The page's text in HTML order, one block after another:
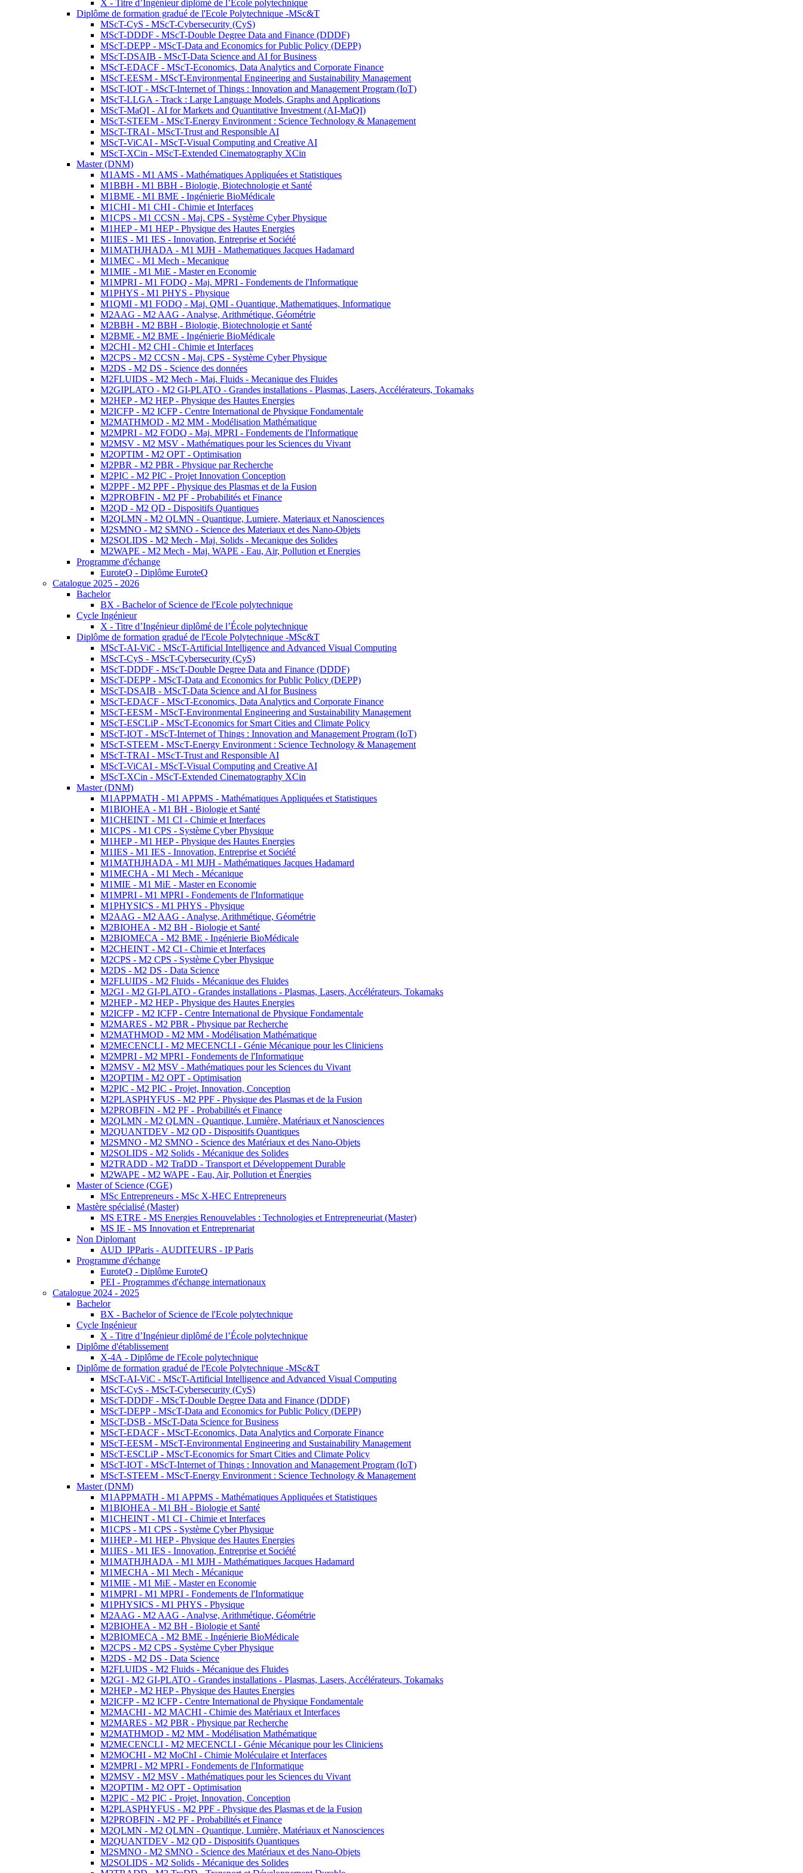
X - Titre d’Ingénieur diplômé de l’École polytechnique
Diplôme de formation gradué de l'Ecole Polytechnique -MSc&T
MScT-CyS - MScT-Cybersecurity (CyS)
MScT-DDDF - MScT-Double Degree Data and Finance (DDDF)
MScT-DEPP - MScT-Data and Economics for Public Policy (DEPP)
MScT-DSAIB - MScT-Data Science and AI for Business
MScT-EDACF - MScT-Economics, Data Analytics and Corporate Finance
MScT-EESM - MScT-Environmental Engineering and Sustainability Management
MScT-IOT - MScT-Internet of Things : Innovation and Management Program (IoT)
MScT-LLGA - Track : Large Language Models, Graphs and Applications
MScT-MaQI - AI for Markets and Quantitative Investment (AI-MaQI)
MScT-STEEM - MScT-Energy Environment : Science Technology & Management
MScT-TRAI - MScT-Trust and Responsible AI
MScT-ViCAI - MScT-Visual Computing and Creative AI
MScT-XCin - MScT-Extended Cinematography XCin
Master (DNM)
M1AMS - M1 AMS - Mathématiques Appliquées et Statistiques
M1BBH - M1 BBH - Biologie, Biotechnologie et Santé
M1BME - M1 BME - Ingénierie BioMédicale
M1CHI - M1 CHI - Chimie et Interfaces
M1CPS - M1 CCSN - Maj. CPS - Système Cyber Physique
M1HEP - M1 HEP - Physique des Hautes Energies
M1IES - M1 IES - Innovation, Entreprise et Société
M1MATHJHADA - M1 MJH - Mathematiques Jacques Hadamard
M1MEC - M1 Mech - Mecanique
M1MIE - M1 MiE - Master en Economie
M1MPRI - M1 FODQ - Maj. MPRI - Fondements de l'Informatique
M1PHYS - M1 PHYS - Physique
M1QMI - M1 FODQ - Maj. QMI - Quantique, Mathematiques, Informatique
M2AAG - M2 AAG - Analyse, Arithmétique, Géométrie
M2BBH - M2 BBH - Biologie, Biotechnologie et Santé
M2BME - M2 BME - Ingénierie BioMédicale
M2CHI - M2 CHI - Chimie et Interfaces
M2CPS - M2 CCSN - Maj. CPS - Système Cyber Physique
M2DS - M2 DS - Science des données
M2FLUIDS - M2 Mech - Maj. Fluids - Mecanique des Fluides
M2GIPLATO - M2 GI-PLATO - Grandes installations - Plasmas, Lasers, Accélérateurs, Tokamaks
M2HEP - M2 HEP - Physique des Hautes Energies
M2ICFP - M2 ICFP - Centre International de Physique Fondamentale
M2MATHMOD - M2 MM - Modélisation Mathématique
M2MPRI - M2 FODQ - Maj. MPRI - Fondements de l'Informatique
M2MSV - M2 MSV - Mathématiques pour les Sciences du Vivant
M2OPTIM - M2 OPT - Optimisation
M2PBR - M2 PBR - Physique par Recherche
M2PIC - M2 PIC - Projet Innovation Conception
M2PPF - M2 PPF - Physique des Plasmas et de la Fusion
M2PROBFIN - M2 PF - Probabilités et Finance
M2QD - M2 QD - Dispositifs Quantiques
M2QLMN - M2 QLMN - Quantique, Lumiere, Materiaux et Nanosciences
M2SMNO - M2 SMNO - Science des Materiaux et des Nano-Objets
M2SOLIDS - M2 Mech - Maj. Solids - Mecanique des Solides
M2WAPE - M2 Mech - Maj. WAPE - Eau, Air, Pollution et Energies
Programme d'échange
EuroteQ - Diplôme EuroteQ
Catalogue 2025 - 2026
Bachelor
BX - Bachelor of Science de l'Ecole polytechnique
Cycle Ingénieur
X - Titre d’Ingénieur diplômé de l’École polytechnique
Diplôme de formation gradué de l'Ecole Polytechnique -MSc&T
MScT-AI-ViC - MScT-Artificial Intelligence and Advanced Visual Computing
MScT-CyS - MScT-Cybersecurity (CyS)
MScT-DDDF - MScT-Double Degree Data and Finance (DDDF)
MScT-DEPP - MScT-Data and Economics for Public Policy (DEPP)
MScT-DSAIB - MScT-Data Science and AI for Business
MScT-EDACF - MScT-Economics, Data Analytics and Corporate Finance
MScT-EESM - MScT-Environmental Engineering and Sustainability Management
MScT-ESCLiP - MScT-Economics for Smart Cities and Climate Policy
MScT-IOT - MScT-Internet of Things : Innovation and Management Program (IoT)
MScT-STEEM - MScT-Energy Environment : Science Technology & Management
MScT-TRAI - MScT-Trust and Responsible AI
MScT-ViCAI - MScT-Visual Computing and Creative AI
MScT-XCin - MScT-Extended Cinematography XCin
Master (DNM)
M1APPMATH - M1 APPMS - Mathématiques Appliquées et Statistiques
M1BIOHEA - M1 BH - Biologie et Santé
M1CHEINT - M1 CI - Chimie et Interfaces
M1CPS - M1 CPS - Système Cyber Physique
M1HEP - M1 HEP - Physique des Hautes Energies
M1IES - M1 IES - Innovation, Entreprise et Société
M1MATHJHADA - M1 MJH - Mathématiques Jacques Hadamard
M1MECHA - M1 Mech - Mécanique
M1MIE - M1 MiE - Master en Economie
M1MPRI - M1 MPRI - Fondements de l'Informatique
M1PHYSICS - M1 PHYS - Physique
M2AAG - M2 AAG - Analyse, Arithmétique, Géométrie
M2BIOHEA - M2 BH - Biologie et Santé
M2BIOMECA - M2 BME - Ingénierie BioMédicale
M2CHEINT - M2 CI - Chimie et Interfaces
M2CPS - M2 CPS - Système Cyber Physique
M2DS - M2 DS - Data Science
M2FLUIDS - M2 Fluids - Mécanique des Fluides
M2GI - M2 GI-PLATO - Grandes installations - Plasmas, Lasers, Accélérateurs, Tokamaks
M2HEP - M2 HEP - Physique des Hautes Energies
M2ICFP - M2 ICFP - Centre International de Physique Fondamentale
M2MARES - M2 PBR - Physique par Recherche
M2MATHMOD - M2 MM - Modélisation Mathématique
M2MECENCLI - M2 MECENCLI - Génie Mécanique pour les Cliniciens
M2MPRI - M2 MPRI - Fondements de l'Informatique
M2MSV - M2 MSV - Mathématiques pour les Sciences du Vivant
M2OPTIM - M2 OPT - Optimisation
M2PIC - M2 PIC - Projet, Innovation, Conception
M2PLASPHYFUS - M2 PPF - Physique des Plasmas et de la Fusion
M2PROBFIN - M2 PF - Probabilités et Finance
M2QLMN - M2 QLMN - Quantique, Lumière, Matériaux et Nanosciences
M2QUANTDEV - M2 QD - Dispositifs Quantiques
M2SMNO - M2 SMNO - Science des Matériaux et des Nano-Objets
M2SOLIDS - M2 Solids - Mécanique des Solides
M2TRADD - M2 TraDD - Transport et Développement Durable
M2WAPE - M2 WAPE - Eau, Air, Pollution et Énergies
Master of Science (CGE)
MSc Entrepreneurs - MSc X-HEC Entrepreneurs
Mastère spécialisé (Master)
MS ETRE - MS Energies Renouvelables : Technologies et Entrepreneuriat (Master)
MS IE - MS Innovation et Entreprenariat
Non Diplomant
AUD_IPParis - AUDITEURS - IP Paris
Programme d'échange
EuroteQ - Diplôme EuroteQ
PEI - Programmes d'échange internationaux
Catalogue 2024 - 2025
Bachelor
BX - Bachelor of Science de l'Ecole polytechnique
Cycle Ingénieur
X - Titre d’Ingénieur diplômé de l’École polytechnique
Diplôme d'établissement
X-4A - Diplôme de l'Ecole polytechnique
Diplôme de formation gradué de l'Ecole Polytechnique -MSc&T
MScT-AI-ViC - MScT-Artificial Intelligence and Advanced Visual Computing
MScT-CyS - MScT-Cybersecurity (CyS)
MScT-DDDF - MScT-Double Degree Data and Finance (DDDF)
MScT-DEPP - MScT-Data and Economics for Public Policy (DEPP)
MScT-DSB - MScT-Data Science for Business
MScT-EDACF - MScT-Economics, Data Analytics and Corporate Finance
MScT-EESM - MScT-Environmental Engineering and Sustainability Management
MScT-ESCLiP - MScT-Economics for Smart Cities and Climate Policy
MScT-IOT - MScT-Internet of Things : Innovation and Management Program (IoT)
MScT-STEEM - MScT-Energy Environment : Science Technology & Management
Master (DNM)
M1APPMATH - M1 APPMS - Mathématiques Appliquées et Statistiques
M1BIOHEA - M1 BH - Biologie et Santé
M1CHEINT - M1 CI - Chimie et Interfaces
M1CPS - M1 CPS - Système Cyber Physique
M1HEP - M1 HEP - Physique des Hautes Energies
M1IES - M1 IES - Innovation, Entreprise et Société
M1MATHJHADA - M1 MJH - Mathématiques Jacques Hadamard
M1MECHA - M1 Mech - Mécanique
M1MIE - M1 MiE - Master en Economie
M1MPRI - M1 MPRI - Fondements de l'Informatique
M1PHYSICS - M1 PHYS - Physique
M2AAG - M2 AAG - Analyse, Arithmétique, Géométrie
M2BIOHEA - M2 BH - Biologie et Santé
M2BIOMECA - M2 BME - Ingénierie BioMédicale
M2CPS - M2 CPS - Système Cyber Physique
M2DS - M2 DS - Data Science
M2FLUIDS - M2 Fluids - Mécanique des Fluides
M2GI - M2 GI-PLATO - Grandes installations - Plasmas, Lasers, Accélérateurs, Tokamaks
M2HEP - M2 HEP - Physique des Hautes Energies
M2ICFP - M2 ICFP - Centre International de Physique Fondamentale
M2MACHI - M2 MACHI - Chimie des Matériaux et Interfaces
M2MARES - M2 PBR - Physique par Recherche
M2MATHMOD - M2 MM - Modélisation Mathématique
M2MECENCLI - M2 MECENCLI - Génie Mécanique pour les Cliniciens
M2MOCHI - M2 MoChI - Chimie Moléculaire et Interfaces
M2MPRI - M2 MPRI - Fondements de l'Informatique
M2MSV - M2 MSV - Mathématiques pour les Sciences du Vivant
M2OPTIM - M2 OPT - Optimisation
M2PIC - M2 PIC - Projet, Innovation, Conception
M2PLASPHYFUS - M2 PPF - Physique des Plasmas et de la Fusion
M2PROBFIN - M2 PF - Probabilités et Finance
M2QLMN - M2 QLMN - Quantique, Lumière, Matériaux et Nanosciences
M2QUANTDEV - M2 QD - Dispositifs Quantiques
M2SMNO - M2 SMNO - Science des Matériaux et des Nano-Objets
M2SOLIDS - M2 Solids - Mécanique des Solides